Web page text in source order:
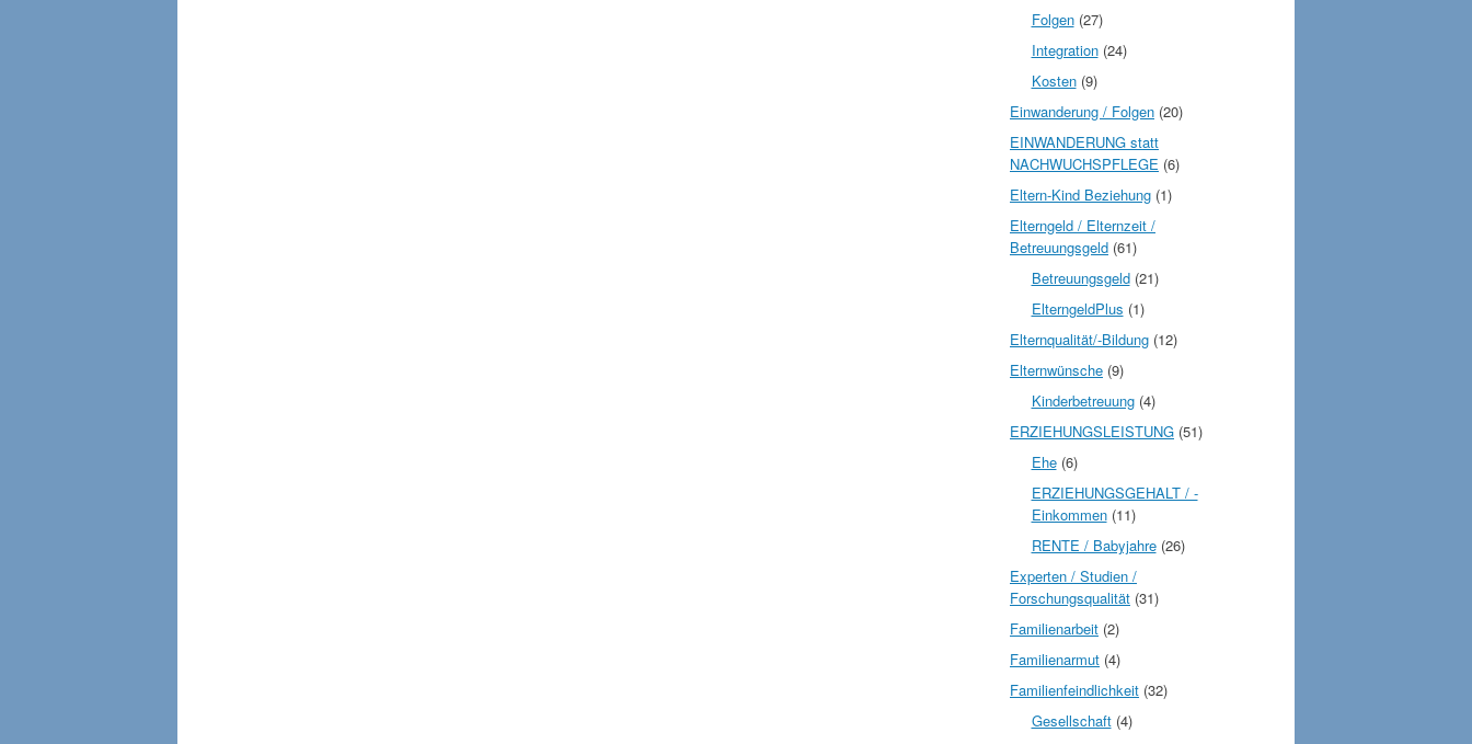
Folgen(27)
Integration(24)
Kosten(9)
Einwanderung / Folgen (20)
EINWANDERUNG statt
NACHWUCHSPFLEGE (6)
Eltern-Kind Beziehung (1)
Elterngeld / Elternzeit /
Betreuungsgeld (61)
Betreuungsgeld(21)
ElterngeldPlus (1)
Elternqualität/-Bildung (12)
Elternwünsche (9)
Kinderbetreuung(4)
ERZIEHUNGSLEISTUNG (51)
Ehe(6)
ERZIEHUNGSGEHALT / -
Einkommen(11)
RENTE / Babyjahre(26)
Experten / Studien /
Forschungsqualität (31)
Familienarbeit (2)
Familienarmut (4)
Familienfeindlichkeit (32)
Gesellschaft(4)